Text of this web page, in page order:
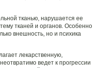
тканью, нарушается ее
тканей и органов. Особенно
внешность, но и психика
лекарственную,
ведет к прогрессии